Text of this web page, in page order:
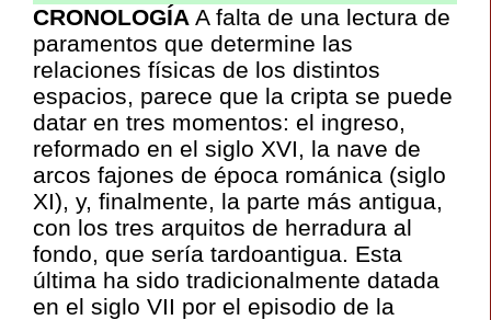
CRONOLOGÍA A falta de una lectura de
paramentos que determine las
relaciones físicas de los distintos
espacios, parece que la cripta se puede
datar en tres momentos: el ingreso,
reformado en el siglo XVI, la nave de
arcos fajones de época románica (siglo
XI), y, finalmente, la parte más antigua,
con los tres arquitos de herradura al
fondo, que sería tardoantigua. Esta
última ha sido tradicionalmente datada
en el siglo VII por el episodio de la